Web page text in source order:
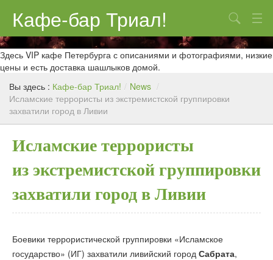
Кафе-бар Триал!
О нас
Меню
Контакты
Реклама
Поиск
Здесь VIP кафе Петербурга с описаниями и фотографиями, низкие
цены и есть доставка шашлыков домой.
Вы здесь : Кафе-бар Триал! / News /
Исламские террористы из экстремистской группировки
захватили город в Ливии
Исламские террористы
из экстремистской группировки
захватили город в Ливии
Боевики террористической группировки «Исламское
государство» (ИГ) захватили ливийский город Сабрата,